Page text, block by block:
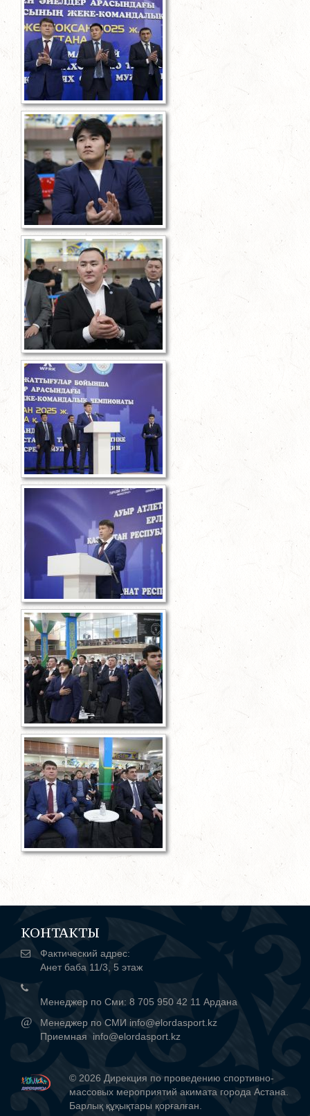
КОНТАКТЫ
Фактический адрес:
Анет баба 11/3, 5 этаж
Менеджер по Сми: 8 705 950 42 11 Ардана
@
Менеджер по СМИ info@elordasport.kz
Приемная info@elordasport.kz
© 2026 Дирекция по проведению спортивно-
массовых мероприятий акимата города Астана.
Барлық құқықтары қорғалған.